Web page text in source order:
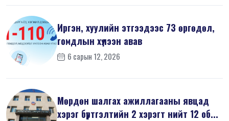
Иргэн, хуулийн этгээдээс 73 өргөдөл,
гомдлын хүлээн авав
6 сарын 12, 2026
Мөрдөн шалгах ажиллагааны явцад
хэрэг бүртгэлтийн 2 хэрэгт нийт 12 об...